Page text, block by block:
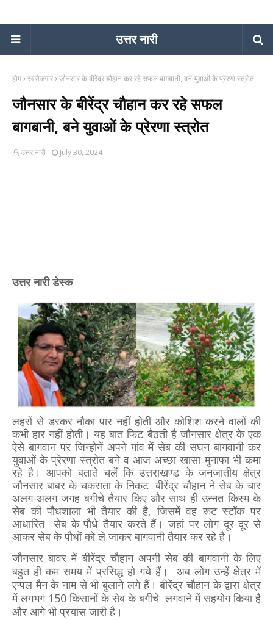
उत्तर नारी
होम स्वरोजगार जौनसार के बीरेंद्र चौहान कर रहे सफल बागबानी, बने युवाओं के प्रेरणा स्त्रोत
जौनसार के बीरेंद्र चौहान कर रहे सफल
बागबानी, बने युवाओं के प्रेरणा स्त्रोत
उत्तर नारी July 30, 2024
उत्तर नारी डेस्क
लहरों से डरकर नौका पार नहीं होती और कोशिश करने वालों की
कभी हार नहीं होती। यह बात फिट बैठती है जौनसार क्षेत्र के एक
ऐसे बागवान पर जिन्होनें अपने गांव में सेब की सघन बागवानी कर
युवाओं के प्रेरणा स्त्रोत बने व आज अच्छा खासा मुनाफा भी कमा
रहे है। आपको बताते चलें किउत्तराखण्ड के जनजातीय क्षेत्र
जौनसार बाबर के चकराता के निकट बीरेंद्र चौहान ने सेब के चार
अलग-अलग जगह बगीचे तैयार किए और साथ ही उन्नत किस्म के
सेब की पौधशाला भी तैयार की है, जिसमें वह रूट स्टॉक पर
आधारित सेब के पौधे तैयार करते हैं। जहां पर लोग दूर दूर से
आकर सेब के पौधों को ले जाकर बागवानी तैयार कर रहे है।
जौनसार बावर में बीरेंद्र चौहान अपनी सेब की बागवानी के लिए
बहुत ही कम समय में प्रसिद्ध हो गये हैं। अब लोग उन्हें क्षेत्र में
एप्पल मैन के नाम से भी बुलाने लगे हैं। बीरेंद्र चौहान के द्वारा क्षेत्र
में लगभग 150 किसानों के सेब के बगीचे लगवाने में सहयोग किया है
और आगे भी प्रयास जारी है।